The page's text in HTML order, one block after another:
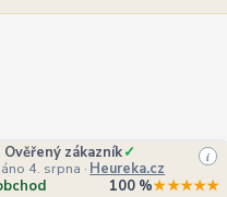
Ověřený zákazník✓
4. srpna · Heureka.cz
i
100 %★★★★★